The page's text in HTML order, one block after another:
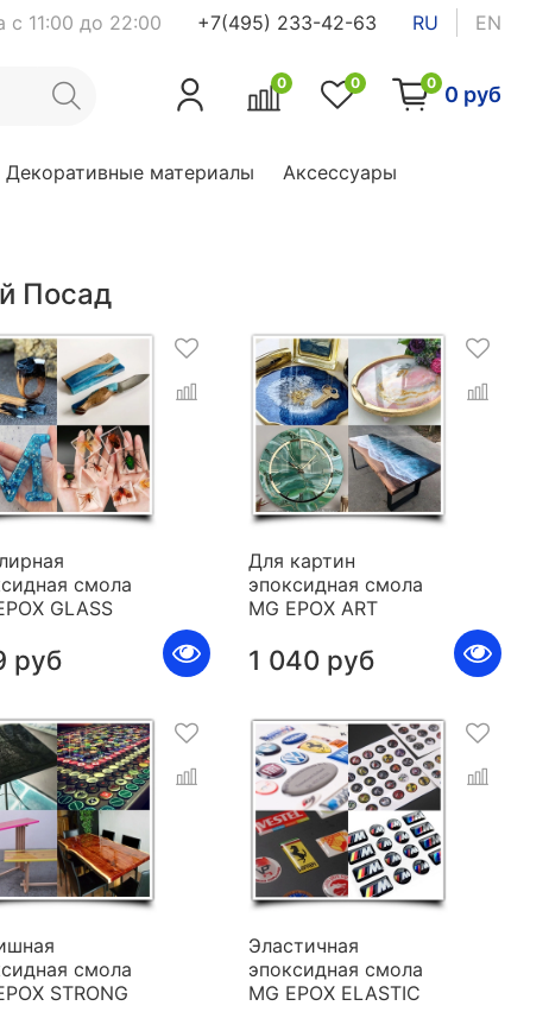
с 11:00 до 22:00 +7(495) 233-42-63 RU EN
0 0 0 0 руб
Декоративные материалы Аксессуары
Посад
смола
GLASS
руб
Для картин
эпоксидная смола
MG EPOX ART
1 040 руб
смола
STRONG
Эластичная
эпоксидная смола
MG EPOX ELASTIC